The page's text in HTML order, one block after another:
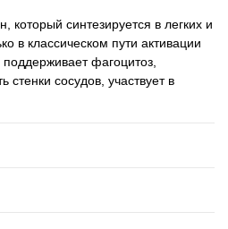
который синтезируется в легких и
в классическом пути активации
фагоцитоз,
стенки сосудов, участвует в